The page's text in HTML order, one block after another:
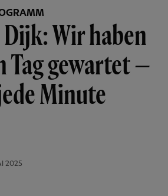
Wir haben
Tag gewartet —
Minute
2025